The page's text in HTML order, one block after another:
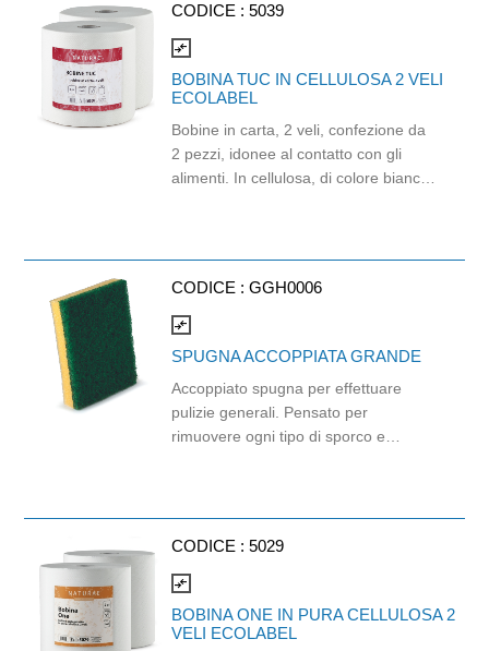
CODICE : 5039
compare_arrows
BOBINA TUC IN CELLULOSA 2 VELI
ECOLABEL
Bobine in carta, 2 veli, confezione da
2 pezzi, idonee al contatto con gli
alimenti. In cellulosa, di colore bianco
CODICE : GGH0006
compare_arrows
SPUGNA ACCOPPIATA GRANDE
Accoppiato spugna per effettuare
pulizie generali. Pensato per
rimuovere ogni tipo di sporco e
CODICE : 5029
compare_arrows
BOBINA ONE IN PURA CELLULOSA 2
VELI ECOLABEL